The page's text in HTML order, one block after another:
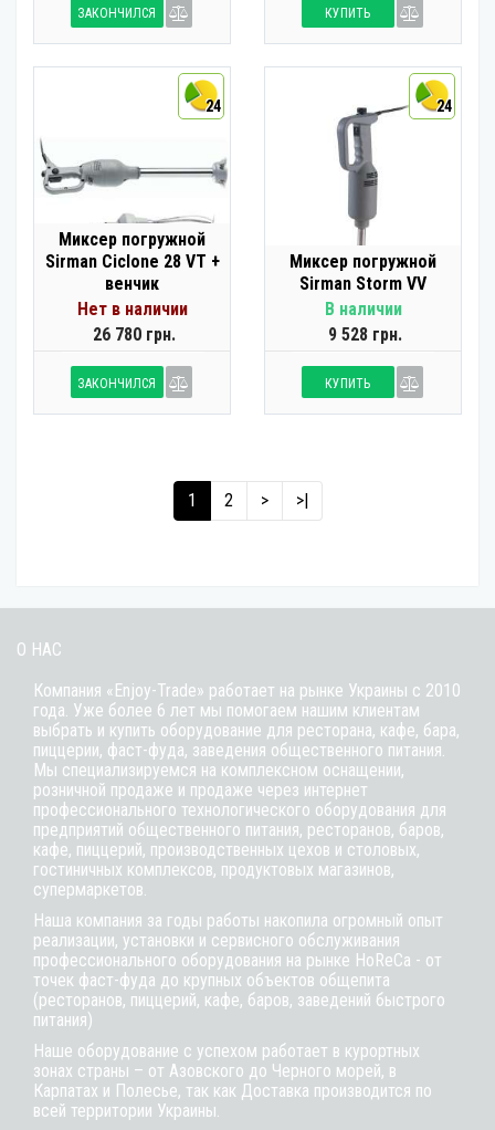
ЗАКОНЧИЛСЯ КУПИТЬ
24
Миксер погружной
Sirman Ciclone 28 VT +
венчик
Нет в наличии
26 780 грн.
ЗАКОНЧИЛСЯ
24
Миксер погружной
Sirman Storm VV
В наличии
9 528 грн.
КУПИТЬ
1 2 > >|
О НАС
Компания «Enjoy-Trade» работает на рынке Украины с 2010
года. Уже более 6 лет мы помогаем нашим клиентам
выбрать и купить оборудование для ресторана, кафе, бара,
пиццерии, фаст-фуда, заведения общественного питания.
Мы специализируемся на комплексном оснащении,
розничной продаже и продаже через интернет
профессионального технологического оборудования для
предприятий общественного питания, ресторанов, баров,
кафе, пиццерий, производственных цехов и столовых,
гостиничных комплексов, продуктовых магазинов,
супермаркетов.
Наша компания за годы работы накопила огромный опыт
реализации, установки и сервисного обслуживания
профессионального оборудования на рынке HoReCa - от
точек фаст-фуда до крупных объектов общепита
(ресторанов, пиццерий, кафе, баров, заведений быстрого
питания)
Наше оборудование с успехом работает в курортных
зонах страны – от Азовского до Черного морей, в
Карпатах и Полесье, так как Доставка производится по
всей территории Украины.